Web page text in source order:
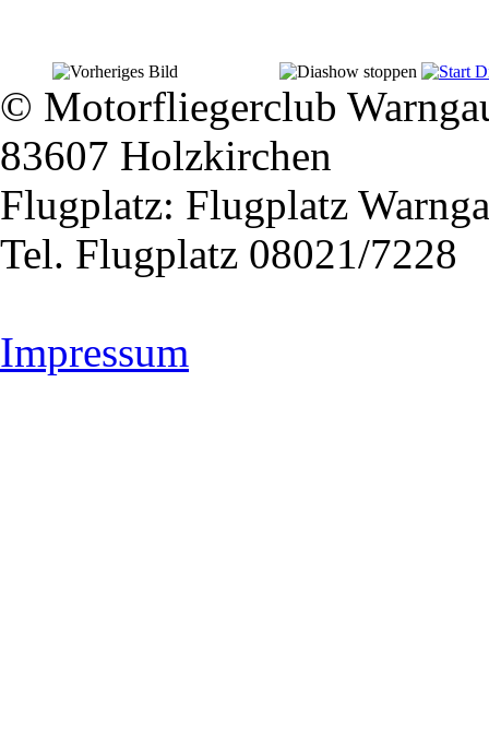
© Motorfliegerclub
83607 Holzkirchen
Flugplatz: Flugplatz
Tel. Flugplatz 08021/7228
Impressum